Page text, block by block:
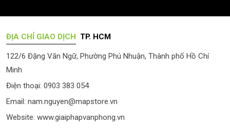
ĐỊA CHỈ GIAO DỊCH TP. HCM
122/6 Đặng Văn Ngữ, Phường Phú Nhuận, Thành phố Hồ Chí
Minh
Điện thoại: 0903 383 054
Email: nam.nguyen@mapstore.vn
Website: www.giaiphapvanphong.vn